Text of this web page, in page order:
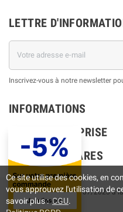
LETTRE
Inscrivez-vous à notre newsletter
INFORMATIONS
NOTRE ENTREPRISE
PRODUITS PHARES
Touts droits réservés © 07/2023 à
v.8
Ce site utilise des cookies, en
vous approuvez l'utilisation de
savoir plus :CGU.